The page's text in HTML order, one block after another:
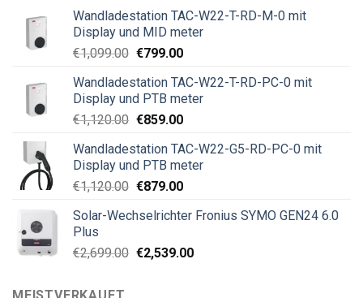
Wandladestation TAC-W22-T-RD-M-0 mit
Display und MID meter
€1,099.00 €799.00
Wandladestation TAC-W22-T-RD-PC-0 mit
Display und PTB meter
€1,120.00 €859.00
Wandladestation TAC-W22-G5-RD-PC-0 mit
Display und PTB meter
€1,120.00 €879.00
Solar-Wechselrichter Fronius SYMO GEN24 6.0
Plus
€2,699.00 €2,539.00